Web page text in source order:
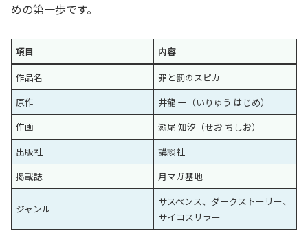
めの第一歩です。
項目
内容
作品名
罪と罰のスピカ
原作
井龍 一（いりゅう はじめ）
作画
瀬尾 知汐（せお ちしお）
出版社
講談社
掲載誌
月マガ基地
ジャンル
サスペンス、ダークストーリー、
サイコスリラー